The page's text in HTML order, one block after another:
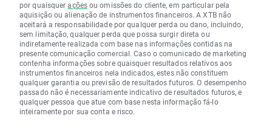
por quaisqueraçõesou omissões do cliente, em particular pela
aquisição ou alienação de instrumentos financeiros. A XTB não
aceitará a responsabilidade por qualquer perda ou dano, incluindo,
sem limitação, qualquer perda que possa surgir direta ou
indiretamente realizada com base nas informações contidas na
presente comunicação comercial. Caso o comunicado de marketing
contenha informações sobre quaisquer resultados relativos aos
instrumentos financeiros nela indicados, estes não constituem
qualquer garantia ou previsão de resultados futuros. O desempenho
passado não é necessariamente indicativo de resultados futuros, e
qualquer pessoa que atue com base nesta informação fá-lo
inteiramente por sua conta e risco.